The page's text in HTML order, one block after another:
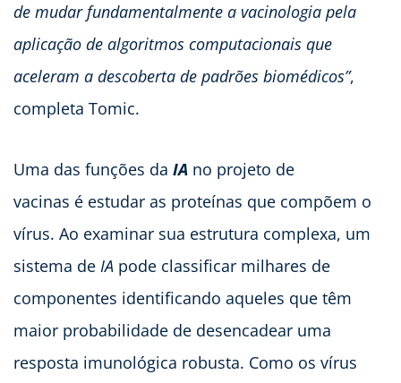
de mudar fundamentalmente a vacinologia pela
aplicação de algoritmos computacionais que
aceleram a descoberta de padrões biomédicos”,
completa Tomic.
Uma das funções da IA ​​no projeto de
vacinas é estudar as proteínas que compõem o
vírus. Ao examinar sua estrutura complexa, um
sistema de IA pode classificar milhares de
componentes identificando aqueles que têm
maior probabilidade de desencadear uma
resposta imunológica robusta. Como os vírus